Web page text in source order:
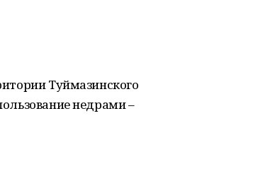
Туймазинского
недрами –